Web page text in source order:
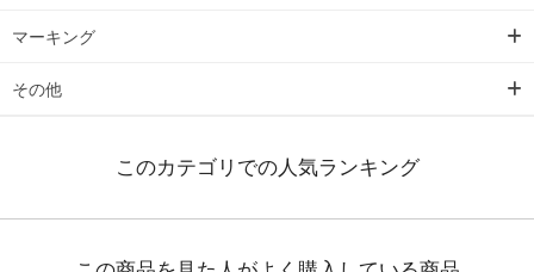
マーキング
その他